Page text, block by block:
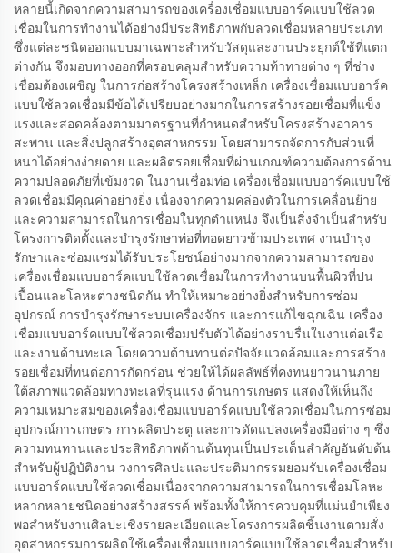
หลายนี้เกิดจากความสามารถของเครื่องเชื่อมแบบอาร์คแบบใช้ลวด
เชื่อมในการทำงานได้อย่างมีประสิทธิภาพกับลวดเชื่อมหลายประเภท
ซึ่งแต่ละชนิดออกแบบมาเฉพาะสำหรับวัสดุและงานประยุกต์ใช้ที่แตก
ต่างกัน จึงมอบทางออกที่ครอบคลุมสำหรับความท้าทายต่าง ๆ ที่ช่าง
เชื่อมต้องเผชิญ ในการก่อสร้างโครงสร้างเหล็ก เครื่องเชื่อมแบบอาร์ค
แบบใช้ลวดเชื่อมมีข้อได้เปรียบอย่างมากในการสร้างรอยเชื่อมที่แข็ง
แรงและสอดคล้องตามมาตรฐานที่กำหนดสำหรับโครงสร้างอาคาร
สะพาน และสิ่งปลูกสร้างอุตสาหกรรม โดยสามารถจัดการกับส่วนที่
หนาได้อย่างง่ายดาย และผลิตรอยเชื่อมที่ผ่านเกณฑ์ความต้องการด้าน
ความปลอดภัยที่เข้มงวด ในงานเชื่อมท่อ เครื่องเชื่อมแบบอาร์คแบบใช้
ลวดเชื่อมมีคุณค่าอย่างยิ่ง เนื่องจากความคล่องตัวในการเคลื่อนย้าย
และความสามารถในการเชื่อมในทุกตำแหน่ง จึงเป็นสิ่งจำเป็นสำหรับ
โครงการติดตั้งและบำรุงรักษาท่อที่ทอดยาวข้ามประเทศ งานบำรุง
รักษาและซ่อมแซมได้รับประโยชน์อย่างมากจากความสามารถของ
เครื่องเชื่อมแบบอาร์คแบบใช้ลวดเชื่อมในการทำงานบนพื้นผิวที่ปน
เปื้อนและโลหะต่างชนิดกัน ทำให้เหมาะอย่างยิ่งสำหรับการซ่อม
อุปกรณ์ การบำรุงรักษาระบบเครื่องจักร และการแก้ไขฉุกเฉิน เครื่อง
เชื่อมแบบอาร์คแบบใช้ลวดเชื่อมปรับตัวได้อย่างราบรื่นในงานต่อเรือ
และงานด้านทะเล โดยความต้านทานต่อปัจจัยแวดล้อมและการสร้าง
รอยเชื่อมที่ทนต่อการกัดกร่อน ช่วยให้ได้ผลลัพธ์ที่คงทนยาวนานภาย
ใต้สภาพแวดล้อมทางทะเลที่รุนแรง ด้านการเกษตร แสดงให้เห็นถึง
ความเหมาะสมของเครื่องเชื่อมแบบอาร์คแบบใช้ลวดเชื่อมในการซ่อม
อุปกรณ์การเกษตร การผลิตประตู และการดัดแปลงเครื่องมือต่าง ๆ ซึ่ง
ความทนทานและประสิทธิภาพด้านต้นทุนเป็นประเด็นสำคัญอันดับต้น
สำหรับผู้ปฏิบัติงาน วงการศิลปะและประติมากรรมยอมรับเครื่องเชื่อม
แบบอาร์คแบบใช้ลวดเชื่อมเนื่องจากความสามารถในการเชื่อมโลหะ
หลากหลายชนิดอย่างสร้างสรรค์ พร้อมทั้งให้การควบคุมที่แม่นยำเพียง
พอสำหรับงานศิลปะเชิงรายละเอียดและโครงการผลิตชิ้นงานตามสั่ง
อุตสาหกรรมการผลิตใช้เครื่องเชื่อมแบบอาร์คแบบใช้ลวดเชื่อมสำหรับ